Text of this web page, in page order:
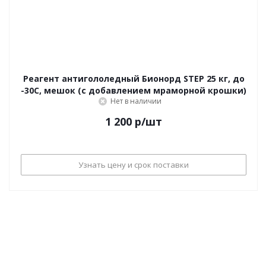
Реагент антигололедный Бионорд STEP 25 кг, до
-30С, мешок (с добавлением мраморной крошки)
Нет в наличии
1 200 р/шт
Узнать цену и срок поставки